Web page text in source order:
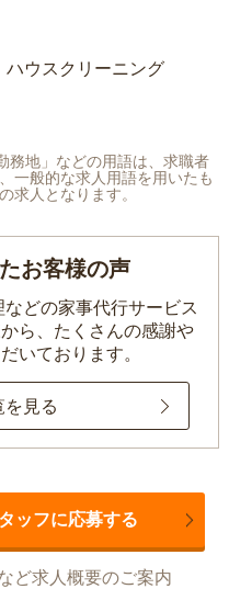
ハウスクリーニング
地」などの用語は、求職者
一般的な求人用語を用いたも
求人となります。
お客様の声
どの家事代行サービス
ら、 たくさんの感謝や
いております。
を見る
ッフに応募する
ど求人概要のご案内